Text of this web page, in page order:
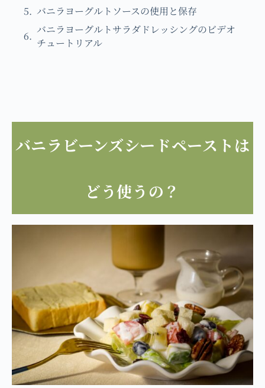
バニラヨーグルトソースの使用と保存
バニラヨーグルトサラダドレッシングのビデオ
チュートリアル
バニラビーンズシードペーストは
どう使うの？